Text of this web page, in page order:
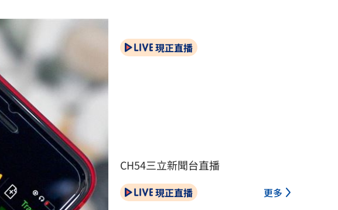
現正直播
CH54三立新聞台直播
現正直播 更多